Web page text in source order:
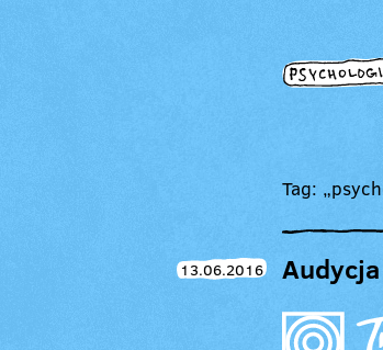
Tag:
13.06.2016